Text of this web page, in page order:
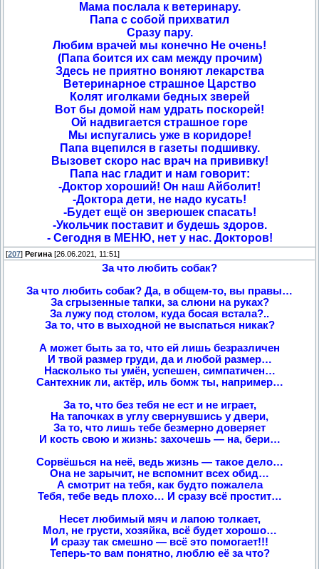
Мама послала к ветеринару.
Папа с собой прихватил
Сразу пару.
Любим врачей мы конечно Не очень!
(Папа боится их сам между прочим)
Здесь не приятно воняют лекарства
Ветеринарное страшное Царство
Колят иголками бедных зверей
Вот бы домой нам удрать поскорей!
Ой надвигается страшное горе
Мы испугались уже в коридоре!
Папа вцепился в газеты подшивку.
Вызовет скоро нас врач на прививку!
Папа нас гладит и нам говорит:
-Доктор хороший! Он наш Айболит!
-Доктора дети, не надо кусать!
-Будет ещё он зверюшек спасать!
-Укольчик поставит и будешь здоров.
- Сегодня в МЕНЮ, нет у нас. Докторов!
[207] Регина [26.06.2021, 11:51]
За что любить собак?
За что любить собак? Да, в общем-то, вы правы…
За сгрызенные тапки, за слюни на руках?
За лужу под столом, куда босая встала?..
За то, что в выходной не выспаться никак?
А может быть за то, что ей лишь безразличен
И твой размер груди, да и любой размер…
Насколько ты умён, успешен, симпатичен…
Сантехник ли, актёр, иль бомж ты, например…
За то, что без тебя не ест и не играет,
На тапочках в углу свернувшись у двери,
За то, что лишь тебе безмерно доверяет
И кость свою и жизнь: захочешь — на, бери…
Сорвёшься на неё, ведь жизнь — такое дело…
Она не зарычит, не вспомнит всех обид…
А смотрит на тебя, как будто пожалела
Тебя, тебе ведь плохо… И сразу всё простит…
Несет любимый мяч и лапою толкает,
Мол, не грусти, хозяйка, всё будет хорошо…
И сразу так смешно — всё это помогает!!!
Теперь-то вам понятно, люблю её за что?